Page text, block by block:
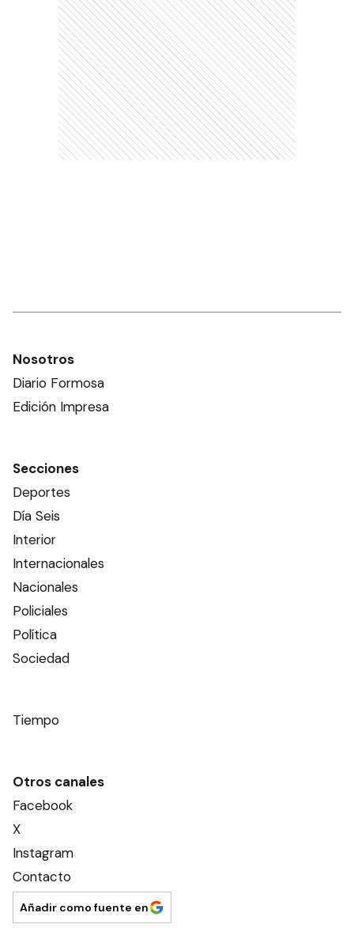
Nosotros
Diario Formosa
Edición Impresa
Secciones
Deportes
Día Seis
Interior
Internacionales
Nacionales
Policiales
Política
Sociedad
Tiempo
Otros canales
Facebook
X
Instagram
Contacto
Añadir como fuente en